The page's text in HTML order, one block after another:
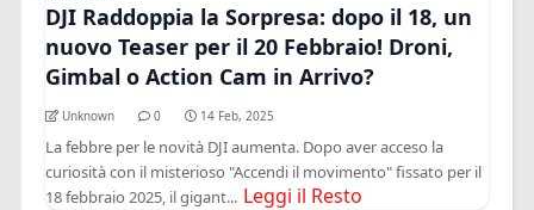
DJI Raddoppia la Sorpresa: dopo il 18, un
nuovo Teaser per il 20 Febbraio! Droni,
Gimbal o Action Cam in Arrivo?
Unknown 0 14 Feb, 2025
La febbre per le novità DJI aumenta. Dopo aver acceso la
curiosità con il misterioso "Accendi il movimento" fissato per il
18 febbraio 2025, il gigant... Leggi il Resto